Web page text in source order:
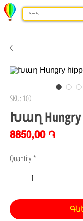
SKU: 100
Խաղ Hungry
8850,00 ֏Price
Quantity *